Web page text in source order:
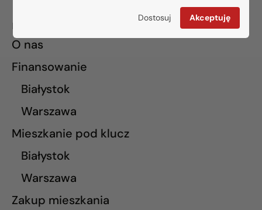
Dostosuj Akceptuję
INFORMACJE
O nas
Finansowanie
Białystok
Warszawa
Mieszkanie pod klucz
Białystok
Warszawa
Zakup mieszkania